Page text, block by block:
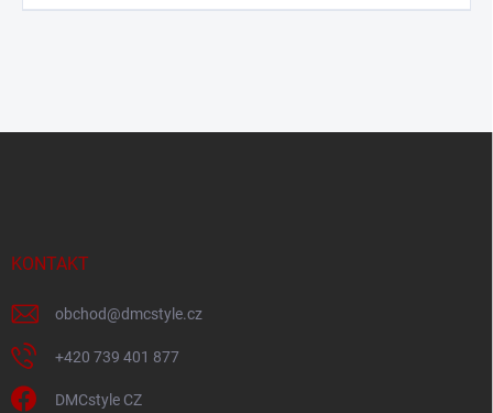
KONTAKT
obchod@dmcstyle.cz
+420 739 401 877
DMCstyle CZ